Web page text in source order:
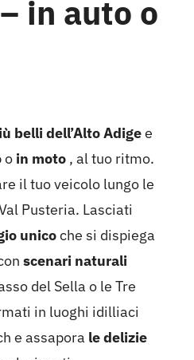
in auto o
belli dell’Alto Adigee
o in moto, al tuo ritmo.
il tuo veicolo lungo le
Pusteria. Lasciati
unicoche si dispiega
scenari naturali
del Sella o le Tre
in luoghi idilliaci
e assapora le delizie